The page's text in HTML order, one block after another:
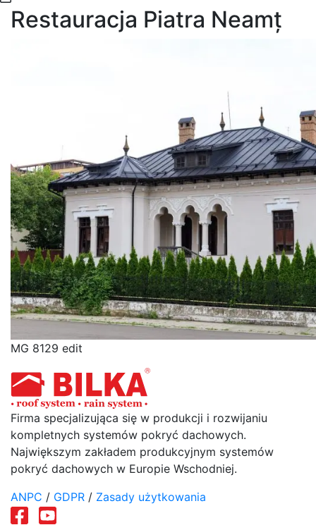
Restauracja Piatra Neamț
MG 8129 edit
Firma specjalizująca się w produkcji i rozwijaniu
kompletnych systemów pokryć dachowych.
Największym zakładem produkcyjnym systemów
pokryć dachowych w Europie Wschodniej.
ANPC / GDPR / Zasady użytkowania